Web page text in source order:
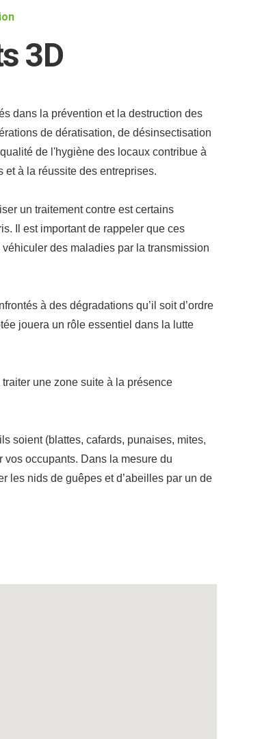
3D
dans la prévention et la destruction des
de dératisation, de désinsectisation
de l'hygiène des locaux contribue à
et à la réussite des entreprises.
un traitement contre est certains
Il est important de rappeler que ces
des maladies par la transmission
à des dégradations qu’il soit d’ordre
jouera un rôle essentiel dans la lutte
une zone suite à la présence
soient (blattes, cafards, punaises, mites,
vos occupants. Dans la mesure du
les nids de guêpes et d’abeilles par un de